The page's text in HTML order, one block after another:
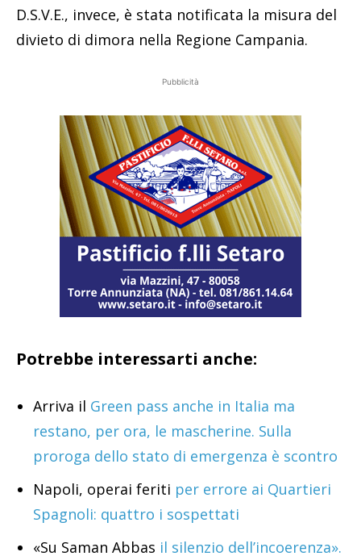
D.S.V.E., invece, è stata notificata la misura del
divieto di dimora nella Regione Campania.
Pubblicità
Potrebbe interessarti anche:
Arriva il Green pass anche in Italia ma
restano, per ora, le mascherine. Sulla
proroga dello stato di emergenza è scontro
Napoli, operai feriti per errore ai Quartieri
Spagnoli: quattro i sospettati
«Su Saman Abbas il silenzio dell’incoerenza».